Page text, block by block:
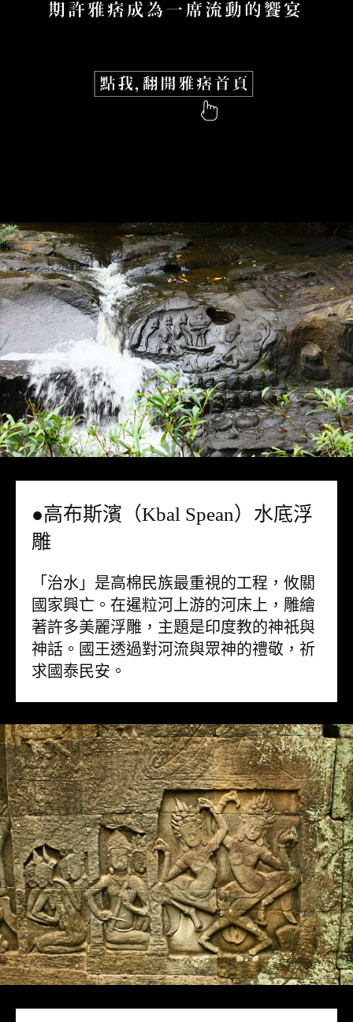
●高布斯濱（Kbal Spean）水底浮
雕
「治水」是高棉民族最重視的工程，攸關
國家興亡。在暹粒河上游的河床上，雕繪
著許多美麗浮雕，主題是印度教的神祇與
神話。國王透過對河流與眾神的禮敬，祈
求國泰民安。